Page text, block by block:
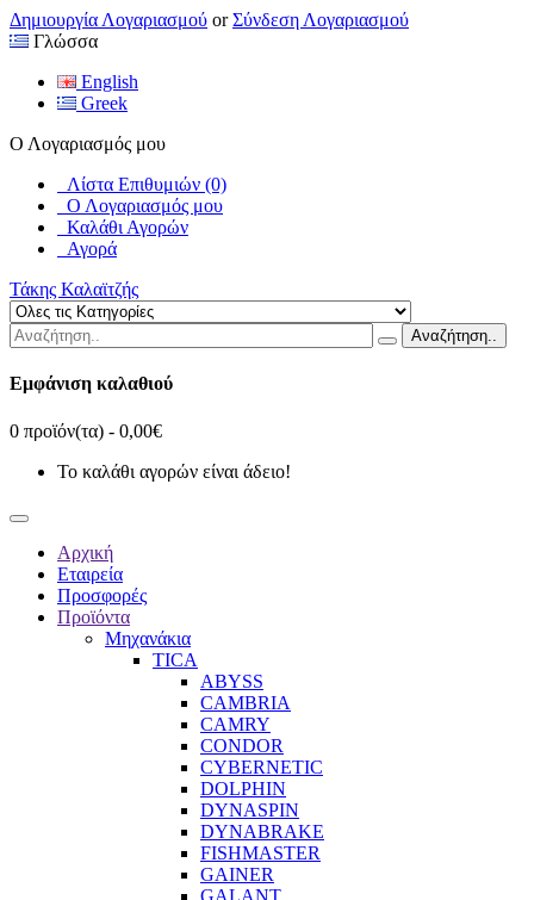
Δημιουργία Λογαριασμού orΣύνδεση Λογαριασμού
Γλώσσα
English
Greek
Ο Λογαριασμός μου
Λίστα Επιθυμιών (0)
Ο Λογαριασμός μου
Καλάθι Αγορών
Αγορά
Τάκης Καλαϊτζής
Αναζήτηση..
Εμφάνιση καλαθιού
0 προϊόν(τα) - 0,00€
Το καλάθι αγορών είναι άδειο!
Αρχική
Εταιρεία
Προσφορές
Προϊόντα
Μηχανάκια
TICA
ABYSS
CAMBRIA
CAMRY
CONDOR
CYBERNETIC
DOLPHIN
DYNASPIN
DYNABRAKE
FISHMASTER
GAINER
GALANT